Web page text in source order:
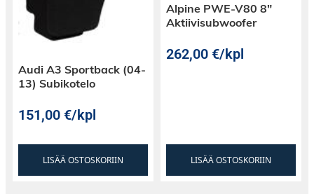
Audi A3 Sportback (04-
13) Subikotelo
151,00€/kpl
LISÄÄ OSTOSKORIIN
Alpine PWE-V80 8″
Aktiivisubwoofer
262,00€/kpl
LISÄÄ OSTOSKORIIN